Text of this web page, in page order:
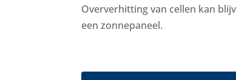
Oververhitting van cellen kan
een zonnepaneel.